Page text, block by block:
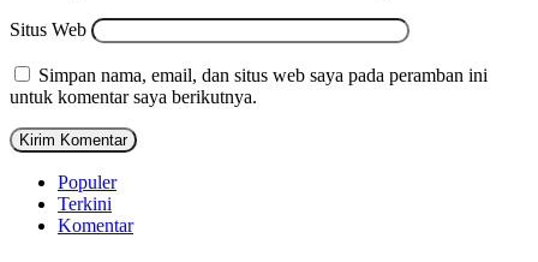
Situs Web
Simpan nama, email, dan situs web saya pada peramban ini
untuk komentar saya berikutnya.
Populer
Terkini
Komentar